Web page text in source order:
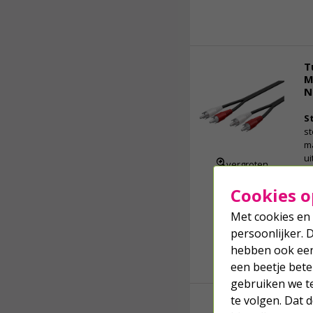
vergroten
Cookies
Met cookies
persoonlijker.
hebben ook
een beetje
gebruiken we
te volgen. Dat